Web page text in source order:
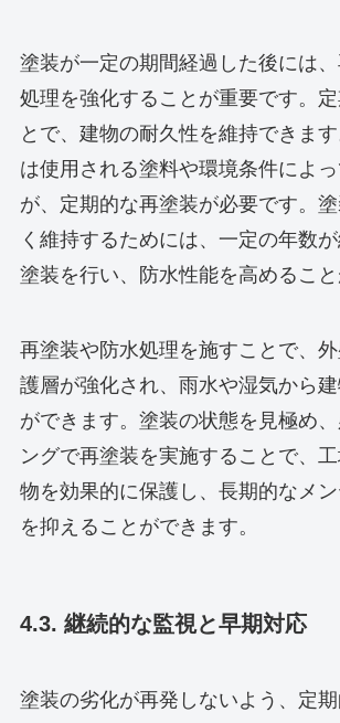
塗装が一定の期間経過した後には
処理を強化することが重要です。
とで、建物の耐久性を維持できま
は使用される塗料や環境条件によ
が、定期的な再塗装が必要です。
く維持するためには、一定の年数
塗装を行い、防水性能を高めること
再塗装や防水処理を施すことで、
護層が強化され、雨水や湿気から
ができます。塗装の状態を見極め、
ングで再塗装を実施することで、
物を効果的に保護し、長期的なメ
を抑えることができます。
4.3. 継続的な監視と早期対応
塗装の劣化が再発しないよう、定